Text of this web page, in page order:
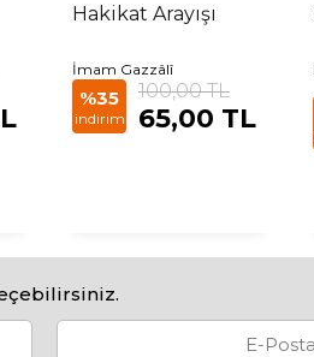
Hakikat Arayışı
İmam Gazzâlî
%35
indirim
100,00 TL
65,00 TL
E-Posta